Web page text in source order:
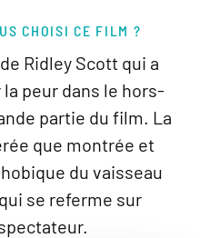
CHOISI CE FILM ?
Ridley Scott qui a
peur dans le hors-
partie du film. La
que montrée et
du vaisseau
se referme sur